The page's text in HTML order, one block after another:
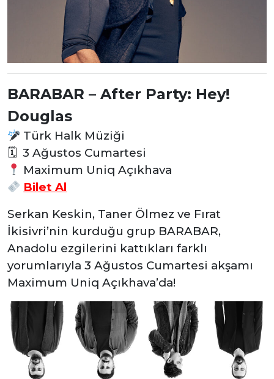
BARABAR – After Party: Hey!
Douglas
Türk Halk Müziği
🗓 3 Ağustos Cumartesi
Maximum Uniq Açıkhava
Bilet Al
Serkan Keskin, Taner Ölmez ve Fırat
İkisivri’nin kurduğu grup BARABAR,
Anadolu ezgilerini kattıkları farklı
yorumlarıyla 3 Ağustos Cumartesi akşamı
Maximum Uniq Açıkhava’da!